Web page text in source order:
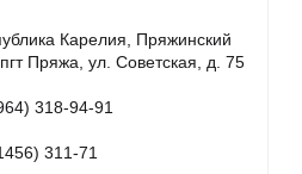
Карелия, Пряжинский
Пряжа, ул. Советская, д. 75
318-94-91
311-71